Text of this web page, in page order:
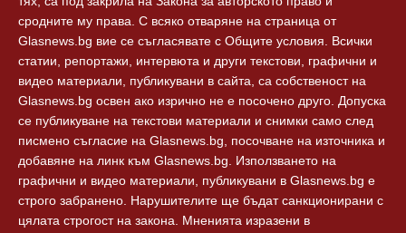
сродните му права. С всяко отваряне на страница от
Glasnews.bg вие се съгласявате с Общите условия. Всички
статии, репортажи, интервюта и други текстови, графични и
видео материали, публикувани в сайта, са собственост на
Glasnews.bg освен ако изрично не е посочено друго. Допуска
се публикуване на текстови материали и снимки само след
писмено съгласие на Glasnews.bg, посочване на източника и
добавяне на линк към Glasnews.bg. Използването на
графични и видео материали, публикувани в Glasnews.bg е
строго забранено. Нарушителите ще бъдат санкционирани с
цялата строгост на закона. Мненията изразени в